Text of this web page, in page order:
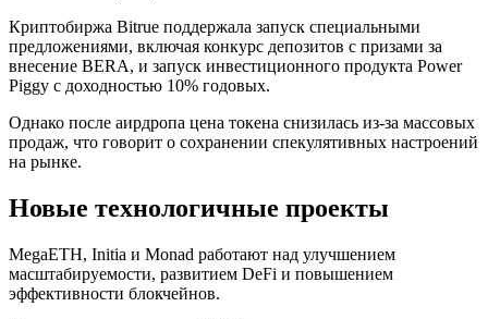
Криптобиржа Bitrue поддержала запуск специальными
предложениями, включая конкурс депозитов с призами за
внесение BERA, и запуск инвестиционного продукта Power
Piggy с доходностью 10% годовых.
Однако после аирдропа цена токена снизилась из-за массовых
продаж, что говорит о сохранении спекулятивных настроений
на рынке.
Новые технологичные проекты
MegaETH, Initia и Monad работают над улучшением
масштабируемости, развитием DeFi и повышением
эффективности блокчейнов.